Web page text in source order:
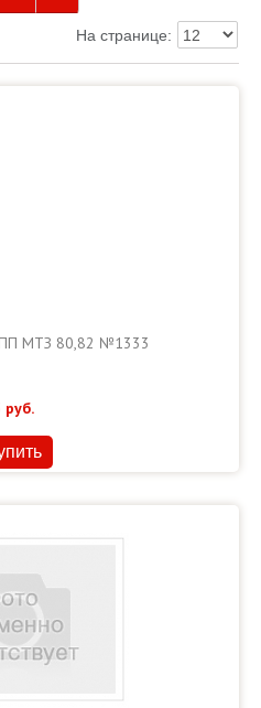
На странице:
МТЗ 80,82 №1333
руб.